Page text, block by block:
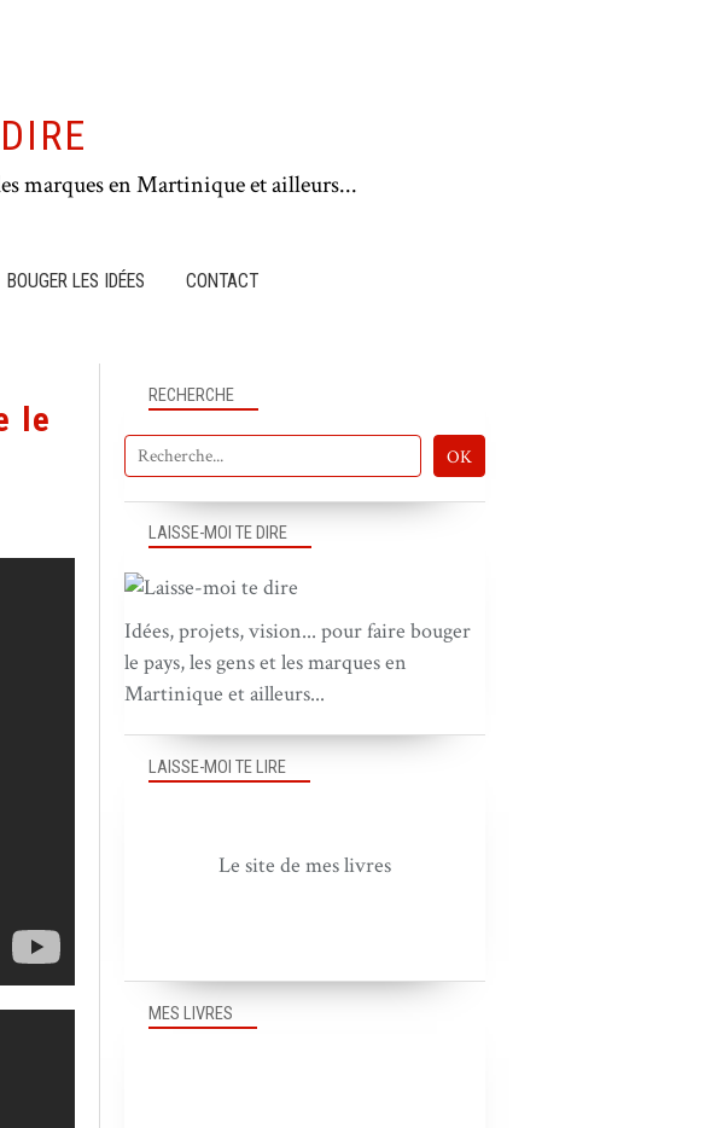
marques en Martinique et ailleurs...
BOUGER LES IDÉES CONTACT
le
RECHERCHE
LAISSE-MOI TE DIRE
Idées, projets, vision... pour faire bouger
le pays, les gens et les marques en
Martinique et ailleurs...
MES LIVRES
LAISSE-MOI TE LIRE
Le site de mes livres